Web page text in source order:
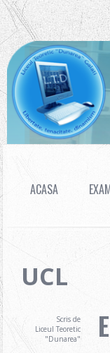
ACASA
UCL
Scris de
Liceul Teoretic
"Dunarea"